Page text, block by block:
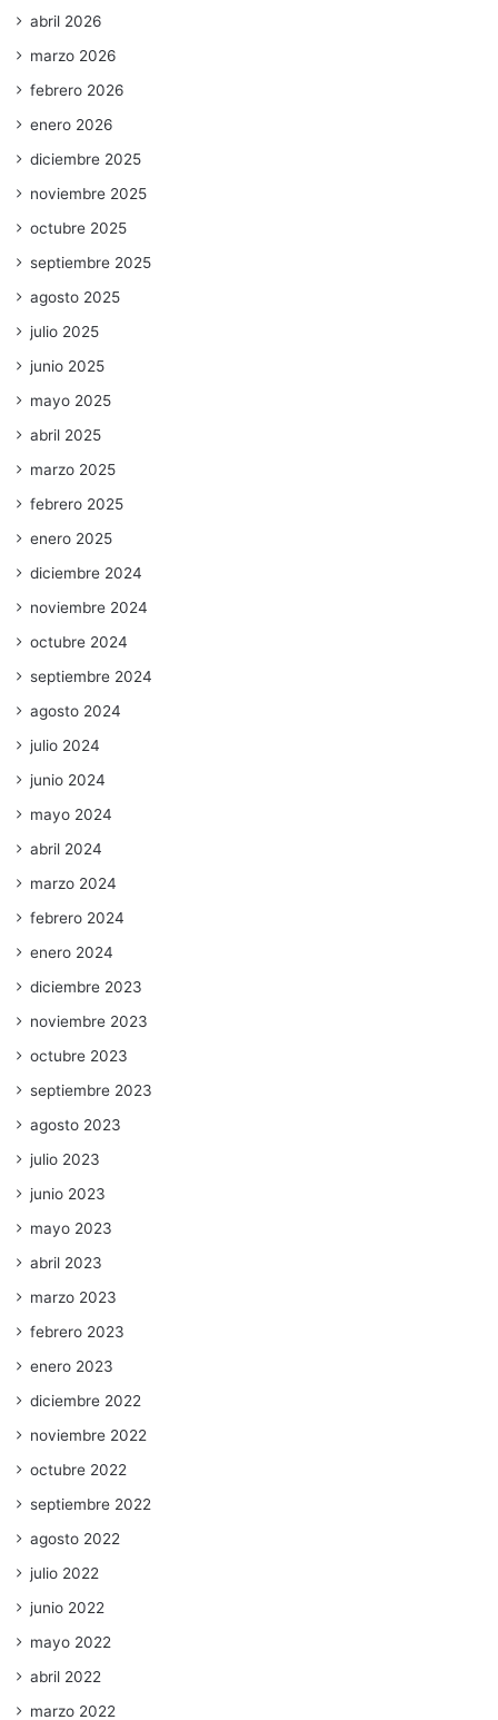
abril 2026
marzo 2026
febrero 2026
enero 2026
diciembre 2025
noviembre 2025
octubre 2025
septiembre 2025
agosto 2025
julio 2025
junio 2025
mayo 2025
abril 2025
marzo 2025
febrero 2025
enero 2025
diciembre 2024
noviembre 2024
octubre 2024
septiembre 2024
agosto 2024
julio 2024
junio 2024
mayo 2024
abril 2024
marzo 2024
febrero 2024
enero 2024
diciembre 2023
noviembre 2023
octubre 2023
septiembre 2023
agosto 2023
julio 2023
junio 2023
mayo 2023
abril 2023
marzo 2023
febrero 2023
enero 2023
diciembre 2022
noviembre 2022
octubre 2022
septiembre 2022
agosto 2022
julio 2022
junio 2022
mayo 2022
abril 2022
marzo 2022